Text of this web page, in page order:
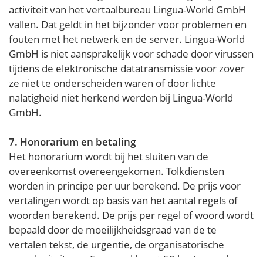
activiteit van het vertaalbureau Lingua-World GmbH
vallen. Dat geldt in het bijzonder voor problemen en
fouten met het netwerk en de server. Lingua-World
GmbH is niet aansprakelijk voor schade door virussen
tijdens de elektronische datatransmissie voor zover
ze niet te onderscheiden waren of door lichte
nalatigheid niet herkend werden bij Lingua-World
GmbH.
7. Honorarium en betaling
Het honorarium wordt bij het sluiten van de
overeenkomst overeengekomen. Tolkdiensten
worden in principe per uur berekend. De prijs voor
vertalingen wordt op basis van het aantal regels of
woorden berekend. De prijs per regel of woord wordt
bepaald door de moeilijkheidsgraad van de te
vertalen tekst, de urgentie, de organisatorische